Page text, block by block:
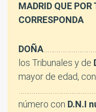
MADRID QUE POR
CORRESPONDA
DOÑA
los Tribunales y de
mayor de edad,
número con D.N.I